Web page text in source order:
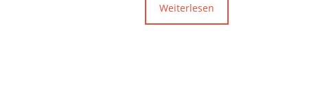
Weiterlesen